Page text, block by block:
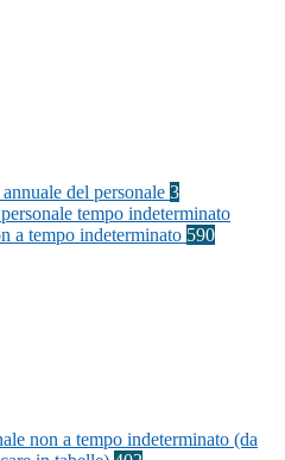
del personale 3
tempo indeterminato
a tempo indeterminato 590
non a tempo indeterminato (da